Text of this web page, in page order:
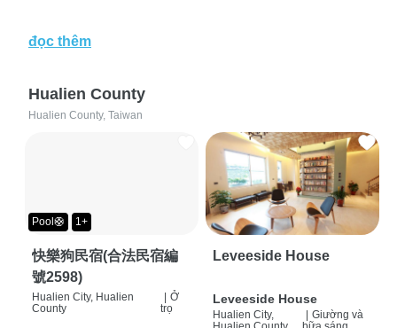
đọc thêm
Hualien County
Hualien County, Taiwan
Pool🛟 1+
快樂狗民宿(合法民宿編
號2598)
Hualien City, Hualien
County
Ở
trọ
Leveeside House
Leveeside House
Hualien City,
Giường và